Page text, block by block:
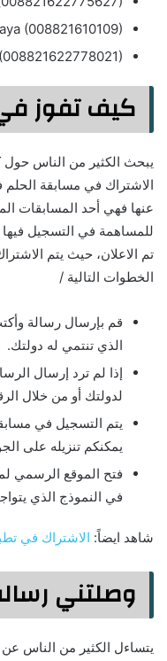
(008821610109).
كيف تفوز
يبحث الكثير من الناس
عنها فهي أحد المسابقات
للمساهمة في التسجيل
تم الاعلان، حيث يتم
الخطوات التالية /
الذي تنتمي له دولتك.
إذا لم ترد إرسال
لدولتك أو من خلال
يتم التسجيل في
يمكنكم تنزيله على
فتح الموقع الرسمي
في النموذج الذي
شاهد ايضاً: الاشتراك في
وصلتني